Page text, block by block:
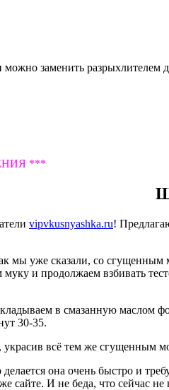
заменить разрыхлителем
***
vipvkusnyashka.ru!
мы уже сказали, со сгущенным
и продолжаем взбивать
в смазанную маслом
30-35.
всё тем же сгущенным
она очень быстро и
сайте. И не беда, что сейчас